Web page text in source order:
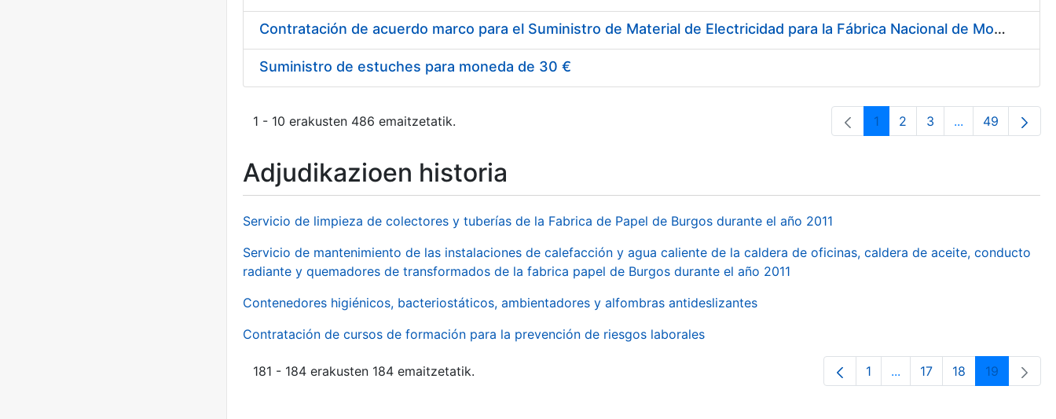
Contratación de acuerdo marco para el Suministro de Material de Electricidad para la Fábrica Nacional de Moneda y Timbre-Real Casa de la Moneda en su centro de trabajo de Burgos
Suministro de estuches para moneda de 30 €
1 - 10 erakusten 486 emaitzetatik. Orrialdea
1 Orrialdea
2 Orrialdea
3 ...Intermediate
Orrialdea
49
Adjudikazioen historia
Servicio de limpieza de colectores y tuberías de la Fabrica de Papel de Burgos durante el año 2011
Servicio de mantenimiento de las instalaciones de calefacción y agua caliente de la caldera de oficinas, caldera de aceite, conducto
radiante y quemadores de transformados de la fabrica papel de Burgos durante el año 2011
Contenedores higiénicos, bacteriostáticos, ambientadores y alfombras antideslizantes
Contratación de cursos de formación para la prevención de riesgos laborales
181 - 184 erakusten 184 emaitzetatik. Orrialdea
1 ...Intermediate Pages Use
Orrialdea
17 Orrialdea
18 Orrialdea
19